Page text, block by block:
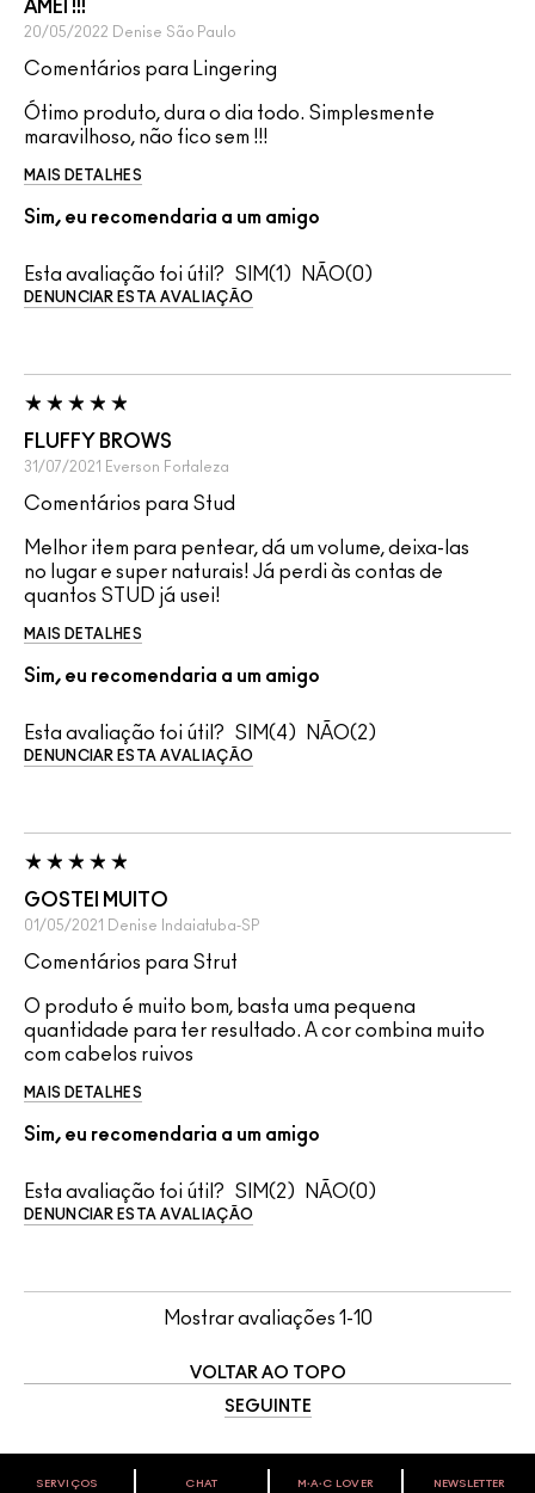
AMEI !!!
20/05/2022 Denise São Paulo
Comentários para Lingering
Ótimo produto, dura o dia todo. Simplesmente
maravilhoso, não fico sem !!!
MAIS DETALHES
Sim, eu recomendaria a um amigo
Esta avaliação foi útil? 1 0
DENUNCIAR ESTA AVALIAÇÃO
FLUFFY BROWS
31/07/2021 Everson Fortaleza
Comentários para Stud
Melhor item para pentear, dá um volume, deixa-las
no lugar e super naturais! Já perdi às contas de
quantos STUD já usei!
MAIS DETALHES
Sim, eu recomendaria a um amigo
Esta avaliação foi útil? 4 2
DENUNCIAR ESTA AVALIAÇÃO
GOSTEI MUITO
01/05/2021 Denise Indaiatuba-SP
Comentários para Strut
O produto é muito bom, basta uma pequena
quantidade para ter resultado. A cor combina muito
com cabelos ruivos
MAIS DETALHES
Sim, eu recomendaria a um amigo
Esta avaliação foi útil? 2 0
DENUNCIAR ESTA AVALIAÇÃO
Mostrar avaliações 1-10
VOLTAR AO TOPO
SEGUINTE
SERVIÇOS CHAT M∙A∙C LOVER NEWSLETTER